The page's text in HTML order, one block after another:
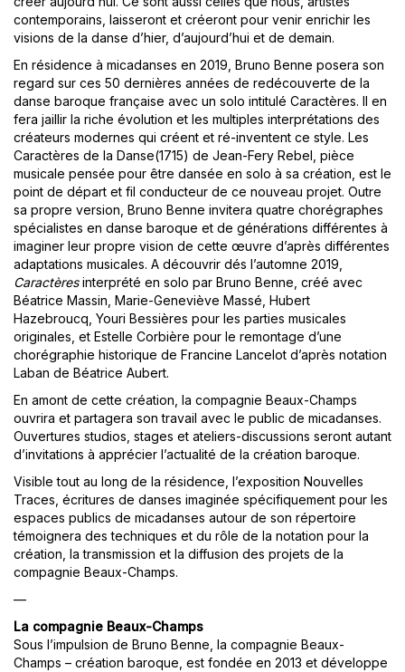
contemporains, laisseront et créeront pour venir enrichir les
visions de la danse d’hier, d’aujourd’hui et de demain.
En résidence à micadanses en 2019, Bruno Benne posera son
regard sur ces 50 dernières années de redécouverte de la
danse baroque française avec un solo intitulé Caractères. Il en
fera jaillir la riche évolution et les multiples interprétations des
créateurs modernes qui créent et ré-inventent ce style. Les
Caractères de la Danse(1715) de Jean-Fery Rebel, pièce
musicale pensée pour être dansée en solo à sa création, est le
point de départ et fil conducteur de ce nouveau projet. Outre
sa propre version, Bruno Benne invitera quatre chorégraphes
spécialistes en danse baroque et de générations différentes à
imaginer leur propre vision de cette œuvre d’après différentes
adaptations musicales. A découvrir dés l’automne 2019,
Caractèresinterprété en solo par Bruno Benne, créé avec
Béatrice Massin, Marie-Geneviève Massé, Hubert
Hazebroucq, Youri Bessières pour les parties musicales
originales, et Estelle Corbière pour le remontage d’une
chorégraphie historique de Francine Lancelot d’après notation
Laban de Béatrice Aubert.
En amont de cette création, la compagnie Beaux-Champs
ouvrira et partagera son travail avec le public de micadanses.
Ouvertures studios, stages et ateliers-discussions seront autant
d’invitations à apprécier l’actualité de la création baroque.
Visible tout au long de la résidence, l’exposition Nouvelles
Traces, écritures de danses imaginée spécifiquement pour les
espaces publics de micadanses autour de son répertoire
témoignera des techniques et du rôle de la notation pour la
création, la transmission et la diffusion des projets de la
compagnie Beaux-Champs.
—
La compagnie Beaux-Champs
Sous l’impulsion de Bruno Benne, la compagnie Beaux-
Champs – création baroque, est fondée en 2013 et développe